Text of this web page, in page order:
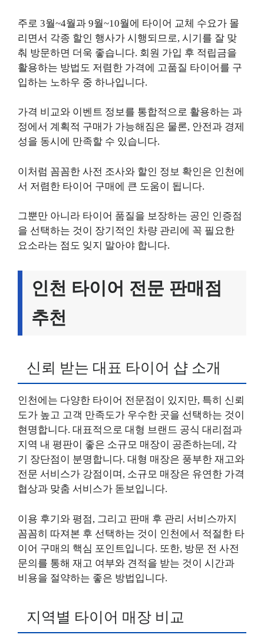
주로 3월~4월과 9월~10월에 타이어 교체 수요가 몰
리면서 각종 할인 행사가 시행되므로, 시기를 잘 맞
춰 방문하면 더욱 좋습니다. 회원 가입 후 적립금을
활용하는 방법도 저렴한 가격에 고품질 타이어를 구
입하는 노하우 중 하나입니다.
가격 비교와 이벤트 정보를 통합적으로 활용하는 과
정에서 계획적 구매가 가능해짐은 물론, 안전과 경제
성을 동시에 만족할 수 있습니다.
이처럼 꼼꼼한 사전 조사와 할인 정보 확인은 인천에
서 저렴한 타이어 구매에 큰 도움이 됩니다.
그뿐만 아니라 타이어 품질을 보장하는 공인 인증점
을 선택하는 것이 장기적인 차량 관리에 꼭 필요한
요소라는 점도 잊지 말아야 합니다.
인천 타이어 전문 판매점
추천
신뢰 받는 대표 타이어 샵 소개
인천에는 다양한 타이어 전문점이 있지만, 특히 신뢰
도가 높고 고객 만족도가 우수한 곳을 선택하는 것이
현명합니다. 대표적으로 대형 브랜드 공식 대리점과
지역 내 평판이 좋은 소규모 매장이 공존하는데, 각
기 장단점이 분명합니다. 대형 매장은 풍부한 재고와
전문 서비스가 강점이며, 소규모 매장은 유연한 가격
협상과 맞춤 서비스가 돋보입니다.
이용 후기와 평점, 그리고 판매 후 관리 서비스까지
꼼꼼히 따져본 후 선택하는 것이 인천에서 적절한 타
이어 구매의 핵심 포인트입니다. 또한, 방문 전 사전
문의를 통해 재고 여부와 견적을 받는 것이 시간과
비용을 절약하는 좋은 방법입니다.
지역별 타이어 매장 비교